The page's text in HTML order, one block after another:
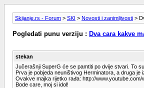
Skijanje.rs - Forum > SKI > Novosti i zanimljivosti >
Pogledati punu verziju : Dva cara kakve
stekan
Jučerašnji SuperG će se pamtiti po dvije stvari. To
Prva je pobjeda neuništivog Herminatora, a druga
Ovakve majka rijetko rađa: http://
Bode care, moj si idol!